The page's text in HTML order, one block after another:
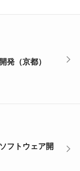
発（京都）
フトウェア開